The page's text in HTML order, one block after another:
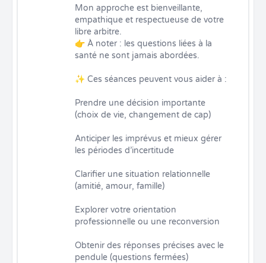
Mon approche est bienveillante,
empathique et respectueuse de votre
libre arbitre.
👉 À noter : les questions liées à la
santé ne sont jamais abordées.
✨ Ces séances peuvent vous aider à :
Prendre une décision importante
(choix de vie, changement de cap)
Anticiper les imprévus et mieux gérer
les périodes d’incertitude
Clarifier une situation relationnelle
(amitié, amour, famille)
Explorer votre orientation
professionnelle ou une reconversion
Obtenir des réponses précises avec le
pendule (questions fermées)